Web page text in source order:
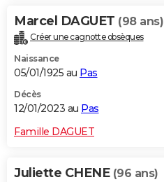
Marcel DAGUET (98 ans)
Créer une cagnotte obsèques
Naissance
05/01/1925 au Pas
Décès
12/01/2023 au Pas
Famille DAGUET
Juliette CHENE (96 ans)